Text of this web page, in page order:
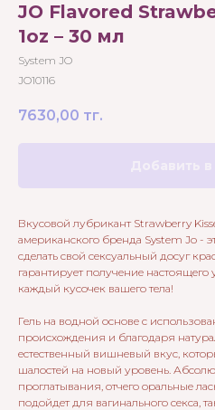
JO Flavored
1oz – 30 мл
System JO
JO10116
7630,00 тг.
Вкусовой лубрикант Strawberry
американского бренда System Jo -
сделать свой сексуальный досуг
гарантирует получение
каждый кусочек вашего тела!
Гель на водной основе с
происхождения и благодаря
естественный вишневый вкус,
шалостей на новый уровень.
проглатывания, отчего оральные
подойдет для вагинального секса,